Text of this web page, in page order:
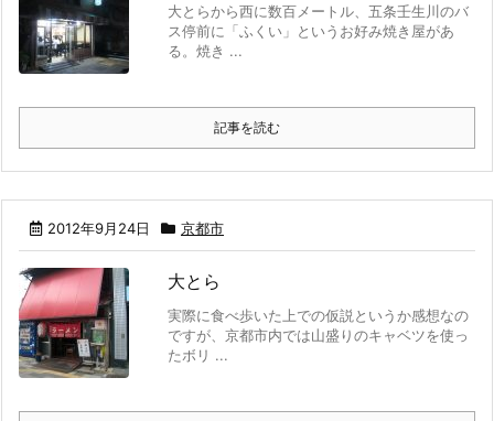
大とらから西に数百メートル、五条壬生川のバ
ス停前に「ふくい」というお好み焼き屋があ
る。焼き ...
記事を読む
2012年9月24日 京都市
大とら
実際に食べ歩いた上での仮説というか感想なの
ですが、京都市内では山盛りのキャベツを使っ
たボリ ...